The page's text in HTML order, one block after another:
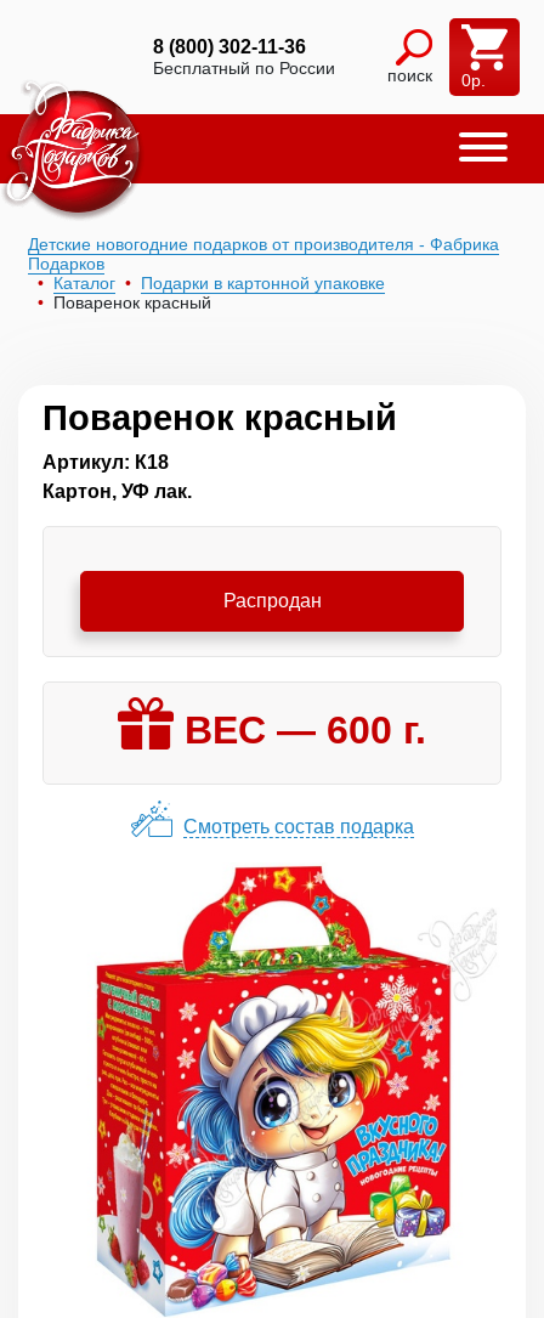
8 (800) 302-11-36
Бесплатный по России поиск 0р.
Детские новогодние подарков от производителя - Фабрика
Подарков
Каталог
Подарки в картонной упаковке
Поваренок красный
Поваренок красный
Артикул: К18
Картон, УФ лак.
Распродан
ВЕС — 600 г.
Смотреть состав подарка